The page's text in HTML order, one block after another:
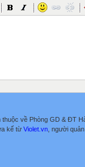
thuộc về Phòng GD & ĐT
kế từ Violet.vn , người